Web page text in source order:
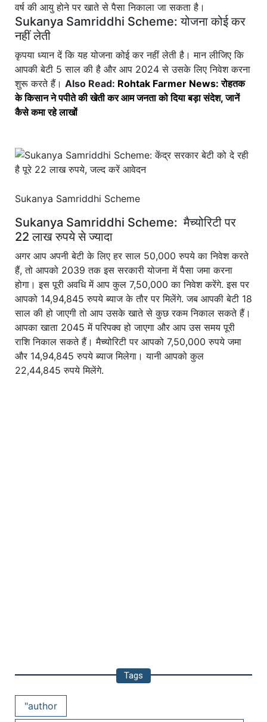
वर्ष की आयु होने पर खाते से पैसा निकाला जा सकता है।
Sukanya Samriddhi Scheme: योजना कोई कर
नहीं लेती
कृपया ध्यान दें कि यह योजना कोई कर नहीं लेती है। मान लीजिए कि
आपकी बेटी 5 साल की है और आप 2024 से उसके लिए निवेश करना
शुरू करते हैं। Also Read: Rohtak Farmer News: रोहतक
के किसान ने पपीते की खेती कर आम जनता को दिया बड़ा संदेश, जानें
कैसे कमा रहे लाखों
Sukanya Samriddhi Scheme
Sukanya Samriddhi Scheme: मैच्योरिटी पर
22 लाख रुपये से ज्यादा
अगर आप अपनी बेटी के लिए हर साल 50,000 रुपये का निवेश करते
हैं, तो आपको 2039 तक इस सरकारी योजना में पैसा जमा करना
होगा। इस पूरी अवधि में आप कुल 7,50,000 का निवेश करेंगे. इस पर
आपको 14,94,845 रुपये ब्याज के तौर पर मिलेंगे. जब आपकी बेटी 18
साल की हो जाएगी तो आप उसके खाते से कुछ रकम निकाल सकते हैं।
आपका खाता 2045 में परिपक्व हो जाएगा और आप उस समय पूरी
राशि निकाल सकते हैं। मैच्योरिटी पर आपको 7,50,000 रुपये जमा
और 14,94,845 रुपये ब्याज मिलेगा। यानी आपको कुल
22,44,845 रुपये मिलेंगे.
Tags
"author